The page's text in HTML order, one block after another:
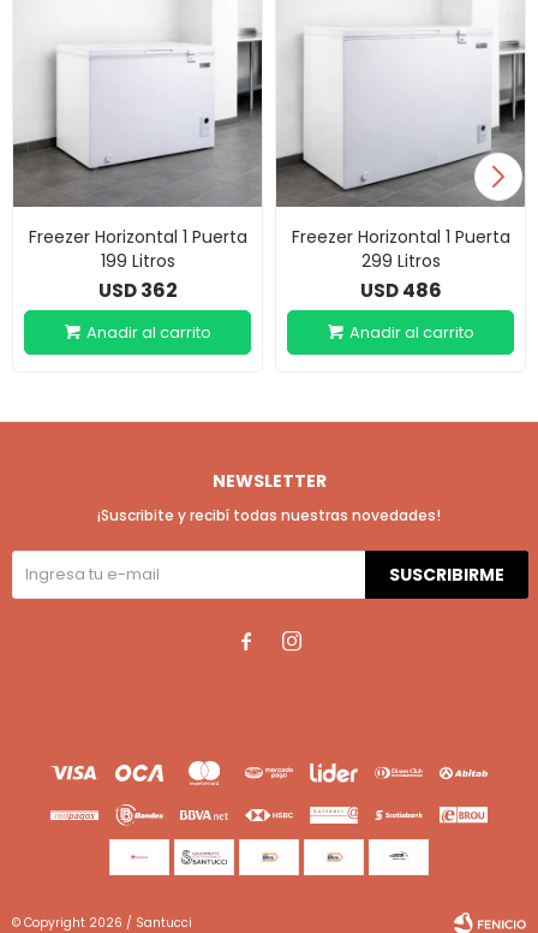
Freezer Horizontal 1 Puerta
199 Litros
USD 362
Freezer Horizontal 1 Puerta
299 Litros
USD 486
NEWSLETTER
¡Suscribite y recibí todas nuestras novedades!
SUSCRIBIRME
 
© Copyright 2026 / Santucci